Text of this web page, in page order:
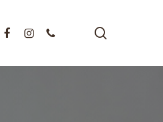
facebookinstagram
phone